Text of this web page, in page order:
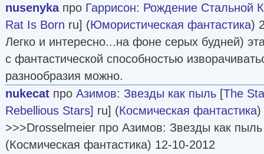
nusenykaпро Гаррисон: Рождение Стальной
Rat Is Born ru] (Юмористическая фантастика)
Легко и интересно...на фоне серых будней)
с фантастической способностью
разнообразия можно.
nukecat про Азимов: Звезды как пыль [The
Rebellious Stars] ru] (Космическая фантастика)
>>>Drosselmeier про Азимов: Звезды как
(Космическая фантастика) 12-10-2012